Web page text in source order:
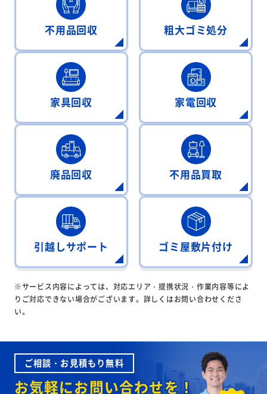
不用品回収 粗大ゴミ処分
家具回収 家電回収
廃品回収 不用品買取
引越しサポート ゴミ屋敷片付け
※サービス内容によっては、対応エリア・提携状況・作業内容等によ
りご対応できない場合がございます。詳しくはお問い合わせくださ
い。
ご相談・お見積もり無料
お気軽にお問い合わせを！